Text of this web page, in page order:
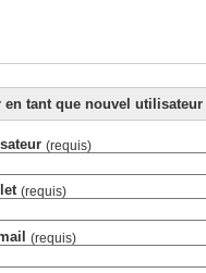
en tant que nouvel utilisateur
(requis)
(requis)
(requis)